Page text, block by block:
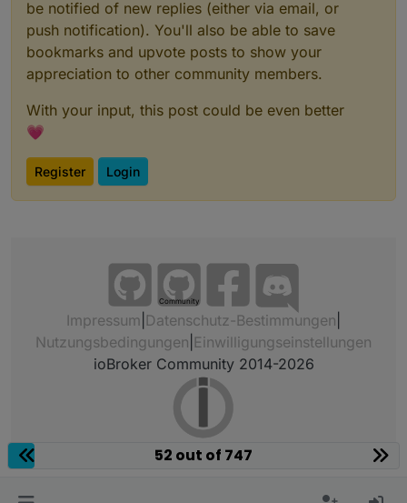
be notified of new replies (either via email, or
push notification). You'll also be able to save
bookmarks and upvote posts to show your
appreciation to other community members.
With your input, this post could be even better
💗
Register Login
Community
Impressum Datenschutz-Bestimmungen
Nutzungsbedingungen Einwilligungseinstellungen
ioBroker Community 2014-2026
52 out of 747